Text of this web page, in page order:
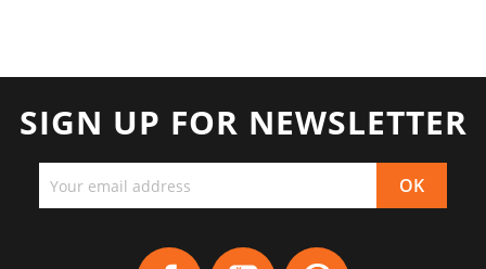
SIGN UP FOR NEWSLETTER
Facebook YouTube